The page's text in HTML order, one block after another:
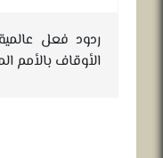
ردود فعل
الأوقاف بالأمم